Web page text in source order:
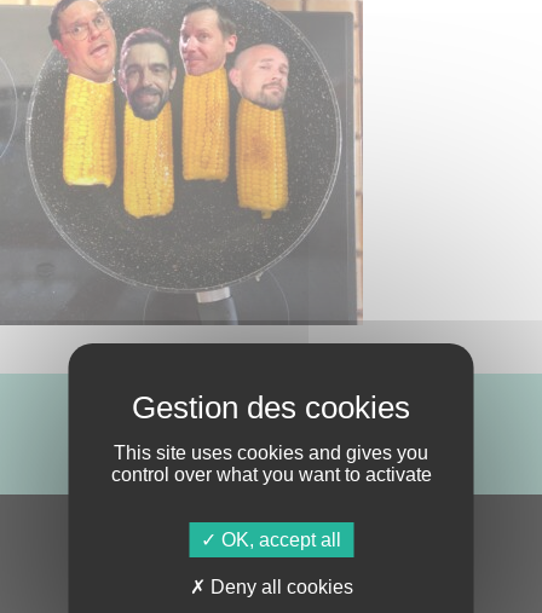
S'ABONNER À LA NEWSLETTER
This site uses cookies and gives you
control over what you want to activate
OK, accept all
Deny all cookies